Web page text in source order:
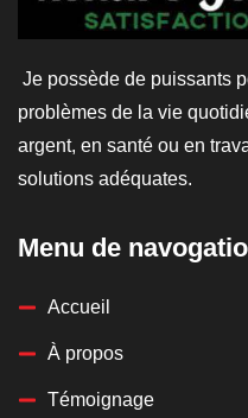
Je possède de puissants
problèmes de la vie
argent, en santé ou en
solutions adéquates.
Menu de
Accueil
À propos
Témoignage